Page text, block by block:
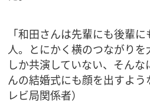
「和田さんは先輩にも後輩
人。とにかく横のつながり
しか共演していない、そん
んの結婚式にも顔を出すよ
レビ局関係者）